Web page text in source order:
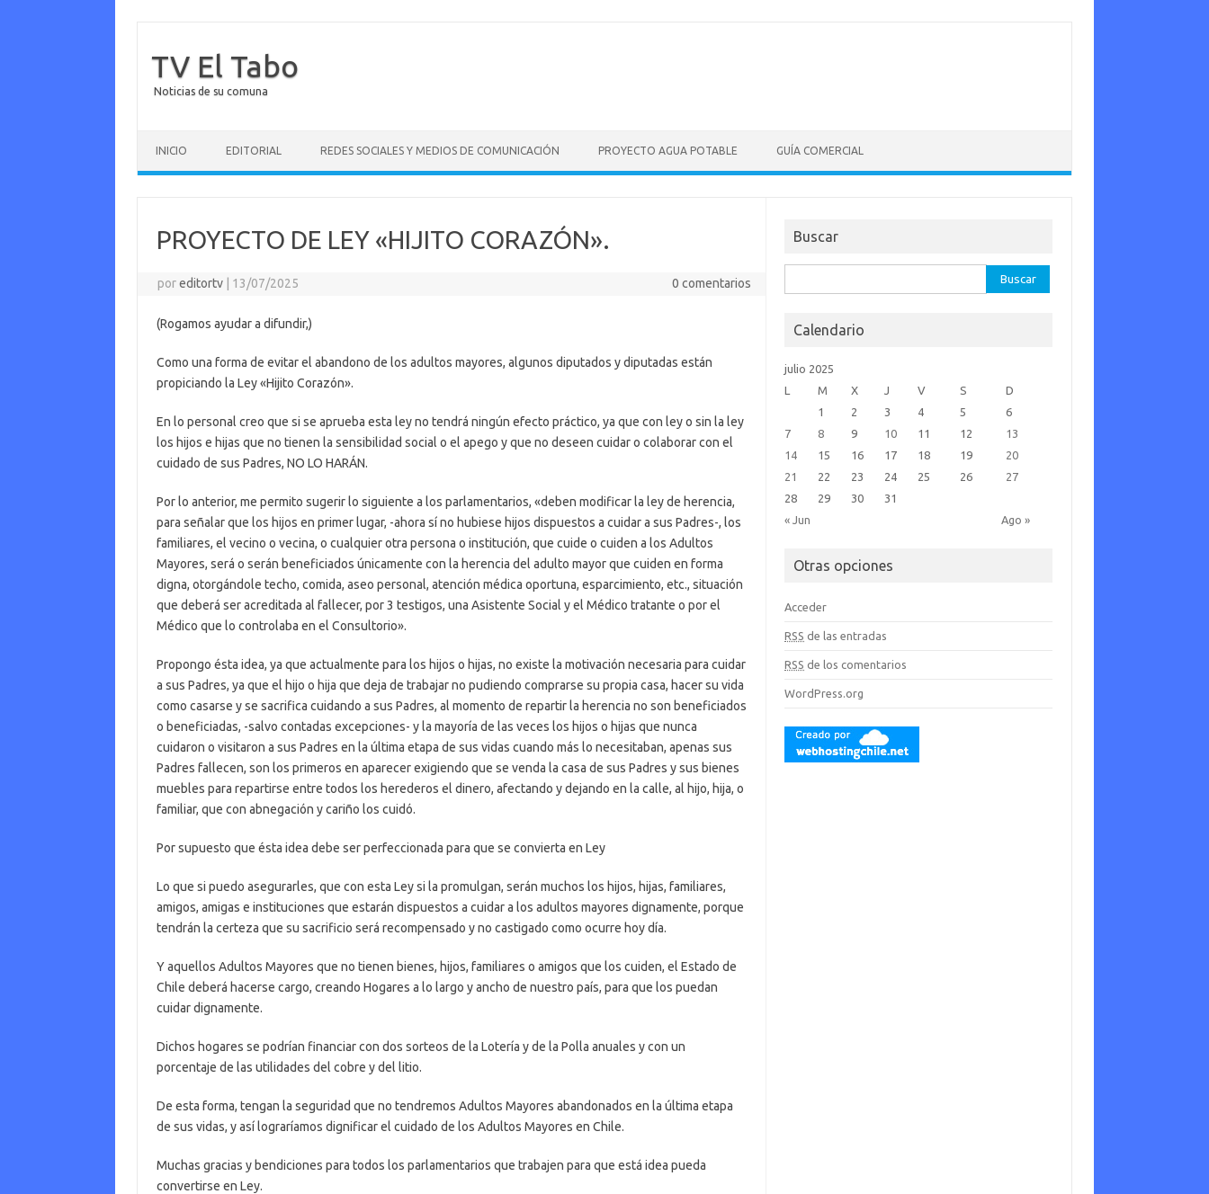
TV El Tabo
Noticias de su comuna
INICIO EDITORIAL REDES SOCIALES Y MEDIOS DE COMUNICACIÓN PROYECTO AGUA POTABLE GUÍA COMERCIAL
PROYECTO DE LEY «HIJITO CORAZÓN».
poreditortv 13/07/2025 0 comentarios
(Rogamos ayudar a difundir,)
Como una forma de evitar el abandono de los adultos mayores, algunos diputados y diputadas están
propiciando la Ley «Hijito Corazón».
En lo personal creo que si se aprueba esta ley no tendrá ningún efecto práctico, ya que con ley o sin la ley
los hijos e hijas que no tienen la sensibilidad social o el apego y que no deseen cuidar o colaborar con el
cuidado de sus Padres, NO LO HARÁN.
Por lo anterior, me permito sugerir lo siguiente a los parlamentarios, «deben modificar la ley de herencia,
para señalar que los hijos en primer lugar, -ahora sí no hubiese hijos dispuestos a cuidar a sus Padres-, los
familiares, el vecino o vecina, o cualquier otra persona o institución, que cuide o cuiden a los Adultos
Mayores, será o serán beneficiados únicamente con la herencia del adulto mayor que cuiden en forma
digna, otorgándole techo, comida, aseo personal, atención médica oportuna, esparcimiento, etc., situación
que deberá ser acreditada al fallecer, por 3 testigos, una Asistente Social y el Médico tratante o por el
Médico que lo controlaba en el Consultorio».
Propongo ésta idea, ya que actualmente para los hijos o hijas, no existe la motivación necesaria para cuidar
a sus Padres, ya que el hijo o hija que deja de trabajar no pudiendo comprarse su propia casa, hacer su vida
como casarse y se sacrifica cuidando a sus Padres, al momento de repartir la herencia no son beneficiados
o beneficiadas, -salvo contadas excepciones- y la mayoría de las veces los hijos o hijas que nunca
cuidaron o visitaron a sus Padres en la última etapa de sus vidas cuando más lo necesitaban, apenas sus
Padres fallecen, son los primeros en aparecer exigiendo que se venda la casa de sus Padres y sus bienes
muebles para repartirse entre todos los herederos el dinero, afectando y dejando en la calle, al hijo, hija, o
familiar, que con abnegación y cariño los cuidó.
Por supuesto que ésta idea debe ser perfeccionada para que se convierta en Ley
Lo que si puedo asegurarles, que con esta Ley si la promulgan, serán muchos los hijos, hijas, familiares,
amigos, amigas e instituciones que estarán dispuestos a cuidar a los adultos mayores dignamente, porque
tendrán la certeza que su sacrificio será recompensado y no castigado como ocurre hoy día.
Y aquellos Adultos Mayores que no tienen bienes, hijos, familiares o amigos que los cuiden, el Estado de
Chile deberá hacerse cargo, creando Hogares a lo largo y ancho de nuestro país, para que los puedan
cuidar dignamente.
Dichos hogares se podrían financiar con dos sorteos de la Lotería y de la Polla anuales y con un
porcentaje de las utilidades del cobre y del litio.
De esta forma, tengan la seguridad que no tendremos Adultos Mayores abandonados en la última etapa
de sus vidas, y así lograríamos dignificar el cuidado de los Adultos Mayores en Chile.
Muchas gracias y bendiciones para todos los parlamentarios que trabajen para que está idea pueda
convertirse en Ley.
Buscar
Calendario
julio 2025
L
M X J V S D
« Jun Ago »
1 2 3 4 5
6
7
8 9 10 11 12
13
14
15 16 17 18 19
20
21
22 23 24 25 26
27
28
29 30 31
Otras opciones
Acceder
RSS de las entradas
RSS de los comentarios
WordPress.org